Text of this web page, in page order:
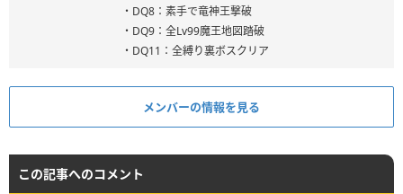
・DQ8：素手で竜神王撃破
・DQ9：全Lv99魔王地図踏破
・DQ11：全縛り裏ボスクリア
メンバーの情報を見る
この記事へのコメント